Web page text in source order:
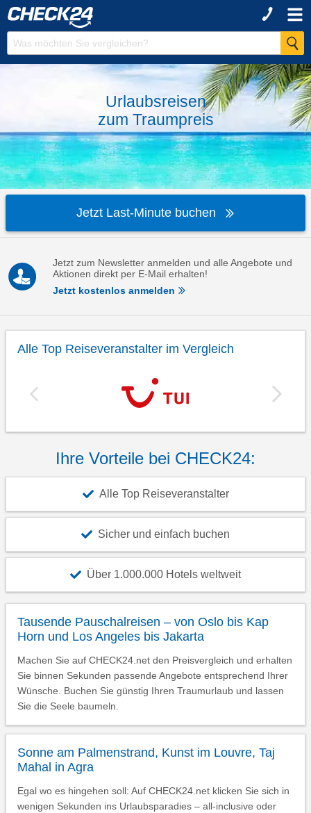
Urlaubsreisen
zum Traumpreis
Jetzt Last-Minute buchen
Jetzt zum Newsletter anmelden und alle Angebote und
Aktionen direkt per E-Mail erhalten!
Jetzt kostenlos anmelden
Alle Top Reiseveranstalter im Vergleich
Ihre Vorteile bei CHECK24:
Alle Top Reiseveranstalter
Sicher und einfach buchen
Über 1.000.000 Hotels weltweit
Tausende Pauschalreisen – von Oslo bis Kap
Horn und Los Angeles bis Jakarta
Machen Sie auf CHECK24.net den Preisvergleich und erhalten
Sie binnen Sekunden passende Angebote entsprechend Ihrer
Wünsche. Buchen Sie günstig Ihren Traumurlaub und lassen
Sie die Seele baumeln.
Sonne am Palmenstrand, Kunst im Louvre, Taj
Mahal in Agra
Egal wo es hingehen soll: Auf CHECK24.net klicken Sie sich in
wenigen Sekunden ins Urlaubsparadies – all-inclusive oder